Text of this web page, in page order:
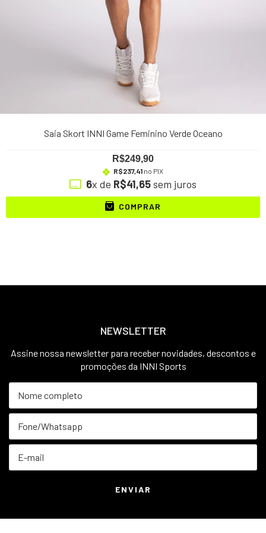
Saia Skort INNI Game Feminino Verde Oceano
R$249,90
R$237,41 no PIX
6x de R$41,65sem juros
COMPRAR
NEWSLETTER
Assine nossa newsletter para receber novidades, descontos e
promoções da INNI Sports